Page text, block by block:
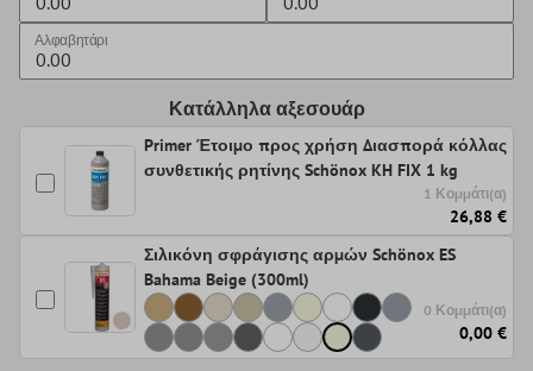
Αλφαβητάρι
Κατάλληλα αξεσουάρ
Primer Έτοιμο προς χρήση Διασπορά κόλλας
συνθετικής ρητίνης Schönox KH FIX 1 kg
1 Κομμάτι(α)
26,88 €
Σιλικόνη σφράγισης αρμών Schönox ES
Bahama Beige (300ml)
0 Κομμάτι(α)
0,00 €